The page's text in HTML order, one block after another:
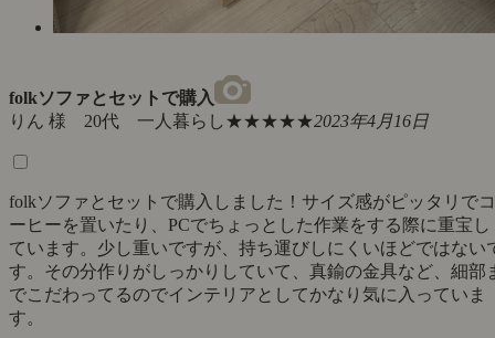
folkソファとセットで購入
りん 様 20代 一人暮らし★★★★★2023年4月16日
folkソファとセットで購入しました！サイズ感がピッタリでコ
ーヒーを置いたり、PCでちょっとした作業をする際に重宝し
ています。少し重いですが、持ち運びしにくいほどではない
す。その分作りがしっかりしていて、真鍮の金具など、細部
でこだわってるのでインテリアとしてかなり気に入っていま
す。